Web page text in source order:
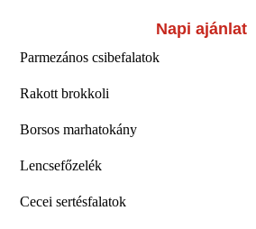
Napi ajánlat
Parmezános csibefalatok
Rakott brokkoli
Borsos marhatokány
Lencsefőzelék
Cecei sertésfalatok